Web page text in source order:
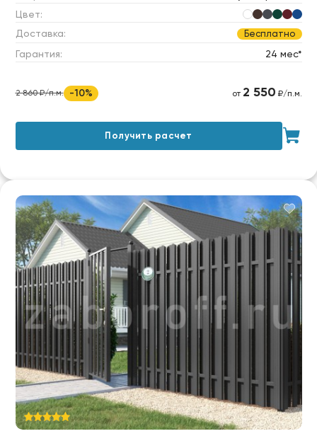
Цвет:
Доставка:
Бесплатно
Гарантия: 24 мес*
2 860 ₽/п.м. -10% от 2 550 ₽/п.м.
Получить расчет